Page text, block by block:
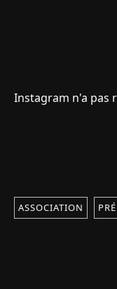
Instagram n'a pas
ASSOCIATION